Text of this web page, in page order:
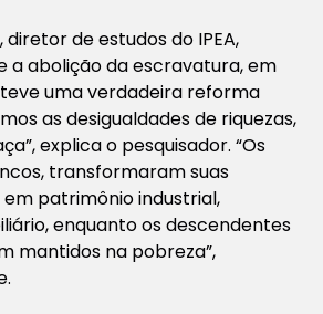
de estudos do IPEA,
a abolição da escravatura, em
teve uma verdadeira reforma
as desigualdades de riquezas,
explica o pesquisador. “Os
transformaram suas
patrimônio industrial,
enquanto os descendentes
mantidos na pobreza”,